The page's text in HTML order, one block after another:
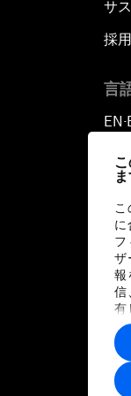
に
フ
ザ
報
信
有
報
ト
す
サ
採
言
EN ▪